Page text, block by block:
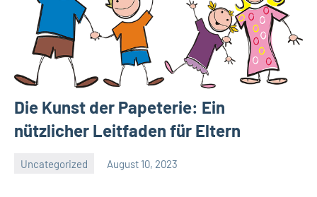
Die Kunst der Papeterie: Ein
nützlicher Leitfaden für Eltern
Uncategorized August 10, 2023